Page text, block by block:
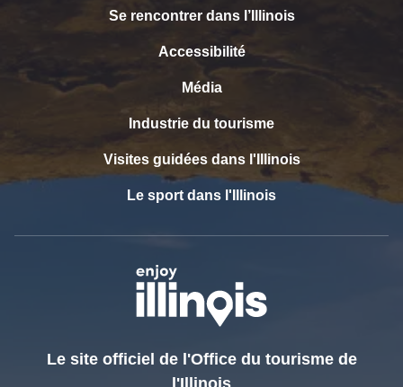
Se rencontrer dans l’Illinois
Accessibilité
Média
Industrie du tourisme
Visites guidées dans l'Illinois
Le sport dans l'Illinois
Le site officiel de l'Office du tourisme de
l'Illinois